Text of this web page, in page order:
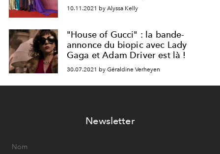
10.11.2021 by Alyssa Kelly
"House of Gucci" : la bande-
annonce du biopic avec Lady
Gaga et Adam Driver est là !
30.07.2021 by Géraldine Verheyen
Newsletter